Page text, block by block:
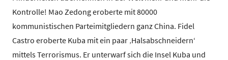
Kontrolle! Mao Zedong eroberte mit 80000
kommunistischen Parteimitgliedern ganz China. Fidel
Castro eroberte Kuba mit ein paar ‚Halsabschneidern‘
mittels Terrorismus. Er unterwarf sich die Insel Kuba und